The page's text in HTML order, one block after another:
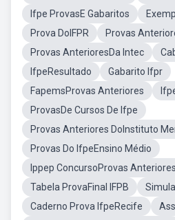
Ifpe ProvasE Gabaritos
Prova DoIFPR
Provas
Provas AnterioresDa Intec
IfpeResultado
Gabarito Ifpr
FapemsProvas Anteriores
ProvasDe Cursos De Ifpe
Provas Anteriores DoInstituto
Provas Do IfpeEnsino Médio
Ippep ConcursoProvas Anteriores
Tabela ProvaFinal IFPB
Caderno Prova IfpeRecife